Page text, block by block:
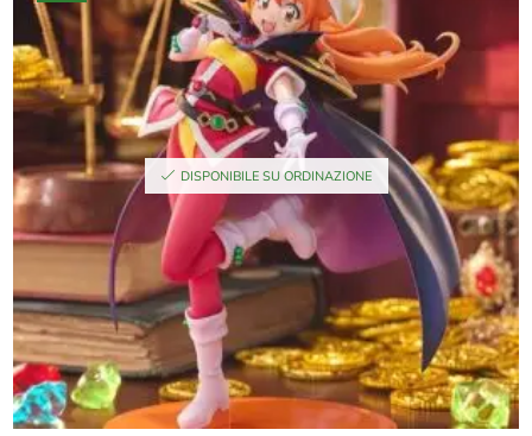
DISPONIBILE SU ORDINAZIONE